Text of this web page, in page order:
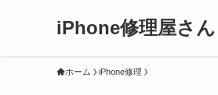
iPhone修理屋さん
ホーム iPhone修理